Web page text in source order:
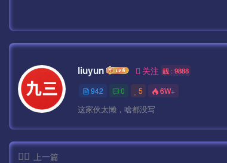
liuyun 关注 靓 : 9888
942 0 5 6W+
这家伙太懒，啥都没写
上一篇